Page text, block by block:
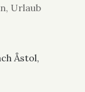
, Urlaub
Åstol,